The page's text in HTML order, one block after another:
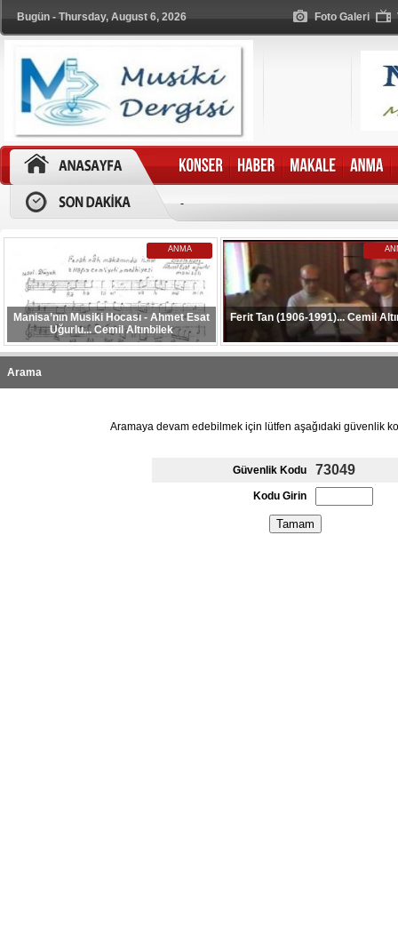
Bugün - Thursday, August 6, 2026 Foto Galeri
-
ANMA
Manisa’nın Musiki Hocası - Ahmet Esat
Uğurlu... Cemil Altınbilek
Ferit Tan (1906-1991)... Cemil
Arama
Aramaya devam edebilmek için lütfen aşağıdaki güvenlik
Güvenlik Kodu 73049
Kodu Girin